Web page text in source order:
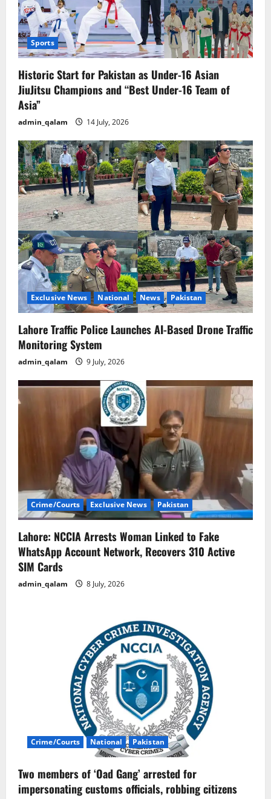
Sports
Historic Start for Pakistan as Under-16 Asian
JiuJitsu Champions and “Best Under-16 Team of
Asia”
admin_qalam 14 July, 2026
Exclusive News National News Pakistan
Lahore Traffic Police Launches AI-Based Drone Traffic
Monitoring System
admin_qalam 9 July, 2026
Crime/Courts Exclusive News Pakistan
Lahore: NCCIA Arrests Woman Linked to Fake
WhatsApp Account Network, Recovers 310 Active
SIM Cards
admin_qalam 8 July, 2026
Crime/Courts National Pakistan
Two members of ‘Oad Gang’ arrested for
impersonating customs officials, robbing citizens